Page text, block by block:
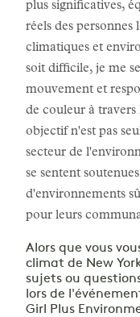
plus significatives,
réels des personnes
climatiques et
soit difficile, je me
mouvement et
de couleur à
objectif n'est pas
secteur de
se sentent
d'environnements
pour leurs
Alors que vous
climat de New
sujets ou
lors de
Girl Plus